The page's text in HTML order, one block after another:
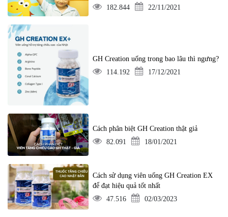
182.844
22/11/2021
GH Creation uống trong bao lâu thì ngưng?
114.192
17/12/2021
Cách phân biệt GH Creation thật giả
82.091
18/01/2021
Cách sử dụng viên uống GH Creation EX
để đạt hiệu quả tốt nhất
47.516
02/03/2023